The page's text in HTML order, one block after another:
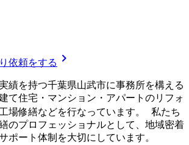
依頼をする chevron_right
績を持つ千葉県山武市に事務所を構える
て住宅・マンション・アパートのリフォ
場修繕などを行なっています。 私たち
のプロフェッショナルとして、地域密着
ポート体制を大切にしています。